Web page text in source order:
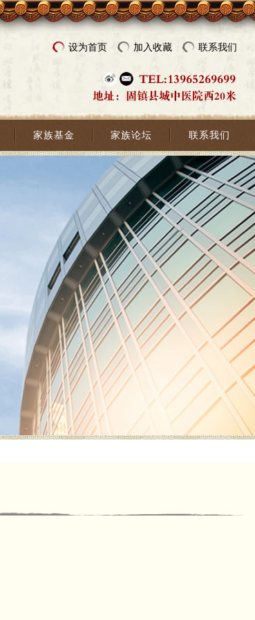
设为首页 加入收藏 联系我们
家族基金 家族论坛 联系我们